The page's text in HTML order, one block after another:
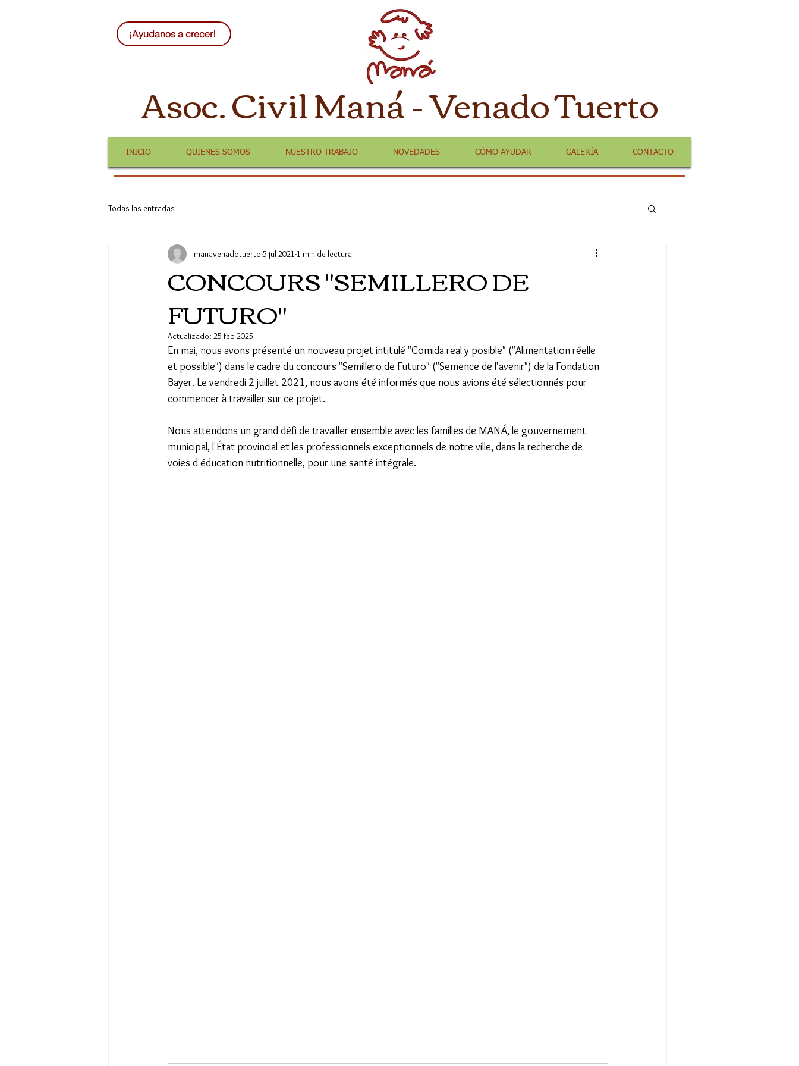
Asoc. Civil Maná - Venado Tuerto
¡Ayudanos a crecer!
INICIO QUIENES SOMOS NUESTRO TRABAJO NOVEDADES CÓMO AYUDAR GALERÍA CONTACTO
Todas las entradas
CONCOURS "SEMILLERO DE
FUTURO"
manavenadotuerto 5 jul 2021 1 min de lectura
Actualizado: 25 feb 2025
En mai, nous avons présenté un nouveau projet intitulé "Comida real y posible" ("Alimentation réelle
et possible") dans le cadre du concours "Semillero de Futuro" ("Semence de l'avenir") de la Fondation
Bayer. Le vendredi 2 juillet 2021, nous avons été informés que nous avions été sélectionnés pour
commencer à travailler sur ce projet.
Nous attendons un grand défi de travailler ensemble avec les familles de MANÁ, le gouvernement
municipal, l'État provincial et les professionnels exceptionnels de notre ville, dans la recherche de
voies d'éducation nutritionnelle, pour une santé intégrale.